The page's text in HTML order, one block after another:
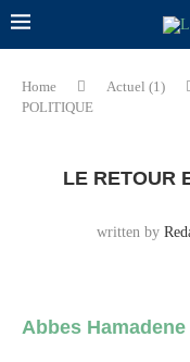
Home Actuel (1)
POLITIQUE
LE RETOUR
written by
Abbes Hamadene